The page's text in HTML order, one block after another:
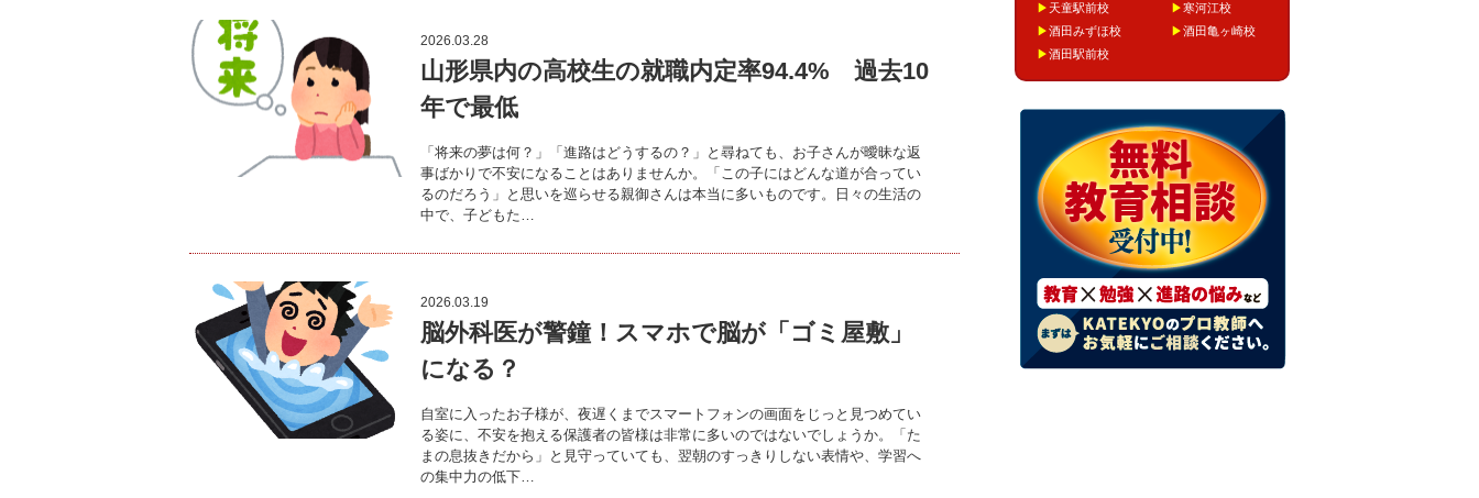
2026.03.28
山形県内の高校生の就職内定率94.4% 過去10
年で最低
「将来の夢は何？」「進路はどうするの？」と尋ねても、お子さんが曖昧な返
事ばかりで不安になることはありませんか。「この子にはどんな道が合ってい
るのだろう」と思いを巡らせる親御さんは本当に多いものです。日々の生活の
中で、子どもた…
2026.03.19
脳外科医が警鐘！スマホで脳が「ゴミ屋敷」
になる？
自室に入ったお子様が、夜遅くまでスマートフォンの画面をじっと見つめてい
る姿に、不安を抱える保護者の皆様は非常に多いのではないでしょうか。「た
まの息抜きだから」と見守っていても、翌朝のすっきりしない表情や、学習へ
の集中力の低下…
▶ 天童駅前校 ▶寒河江校
▶酒田みずほ校 ▶酒田亀ヶ崎校
▶酒田駅前校